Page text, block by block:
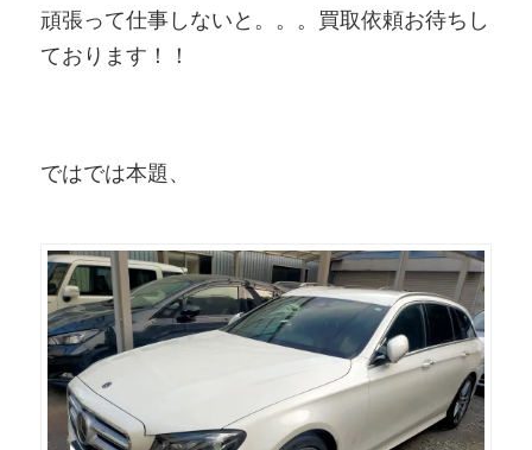
頑張って仕事しないと。。。買取依頼お待ちし
ております！！
ではでは本題、